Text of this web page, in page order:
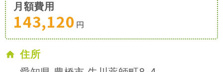
月額費用
143,120 円
住所